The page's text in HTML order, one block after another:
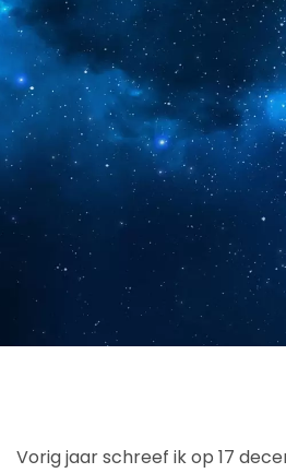
Vorig jaar schreef ik op 17